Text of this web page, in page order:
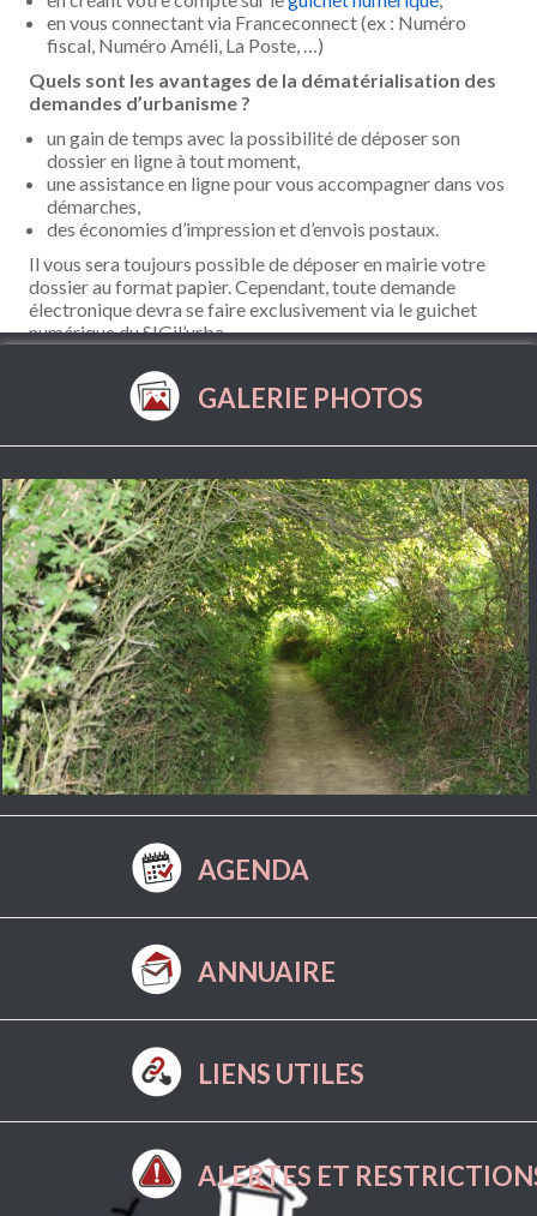
en vous connectant via Franceconnect (ex : Numéro
fiscal, Numéro Améli, La Poste, …)
Quels sont les avantages de la dématérialisation des
demandes d’urbanisme ?
un gain de temps avec la possibilité de déposer son
dossier en ligne à tout moment,
une assistance en ligne pour vous accompagner dans vos
démarches,
des économies d’impression et d’envois postaux.
Il vous sera toujours possible de déposer en mairie votre
dossier au format papier. Cependant, toute demande
électronique devra se faire exclusivement via le guichet
numérique du SIGil’urba.
GALERIE PHOTOS
AGENDA
ANNUAIRE
LIENS UTILES
ALERTES ET